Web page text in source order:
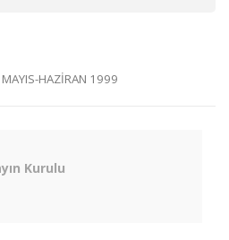
MAYIS-HAZİRAN 1999
Kurulu